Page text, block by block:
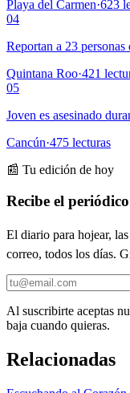
Playa del Carmen·623
04
Reportan a 23
Quintana Roo·421
05
Joven es asesinado
Cancún·475 lecturas
📰 Tu edición de hoy
Recibe el
El diario para hojear,
correo, todos los días.
Al suscribirte aceptas
baja cuando quieras.
Relacionadas